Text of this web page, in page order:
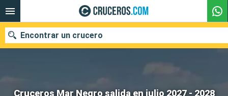
Cruceros Mar Negro salida en julio 2027 - 2028
Encontrar un crucero
Nuestros destinos